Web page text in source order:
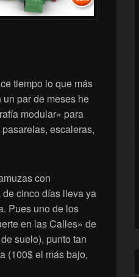
tiempo lo que más
un par de meses he
modular» para
escaleras,
con
de cinco días lleva ya
Pues uno de los
en las Calles» de
suelo), punto tan
(100$ el más bajo,